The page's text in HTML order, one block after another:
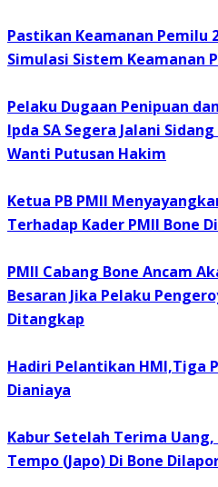
Pastikan Keamanan Pemilu
Simulasi Sistem Keamanan
Pelaku Dugaan Penipuan
Ipda SA Segera Jalani
Wanti Putusan Hakim
Ketua PB PMII
Terhadap Kader PMII Bone
PMII Cabang Bone Ancam
Besaran Jika Pelaku
Ditangkap
Hadiri Pelantikan HMI,Tiga
Dianiaya
Kabur Setelah Terima
Tempo (Japo) Di Bone